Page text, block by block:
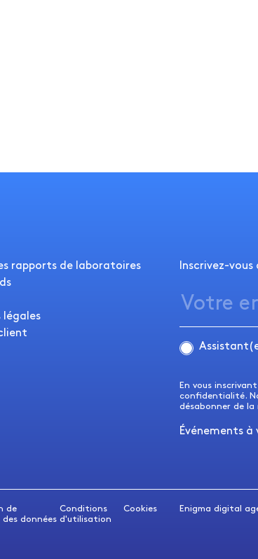
rapports de laboratoires
légales
Inscrivez-
En vous
confidentialité.
désabonner de
Événements à
de
données
Conditions
d'utilisation
Cookies Enigma digital